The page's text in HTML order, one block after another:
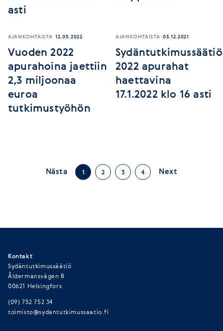
asti
AJANKOHTAISTA 12.05.2022
Vuoden 2022
apurahoina jaettiin
2,3 miljoonaa
euroa
tutkimustyöhön
AJANKOHTAISTA 03.12.2021
2022 apurahat
haettavina
17.1.2022 klo 16 asti
Nästa 1 2 3 4 Next
Kontakt
Sydäntutkimussäätiö
Åldermansvägen 8
00621 Helsingfors
(09) 752 752 34
toimisto@sydantutkimussaatio.fi